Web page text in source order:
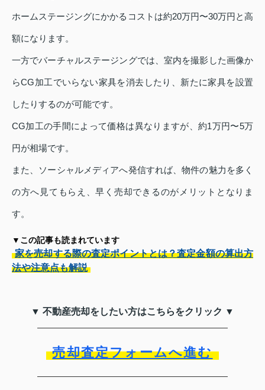
ホームステージングにかかるコストは約20万円〜30万円と高
額になります。
一方でバーチャルステージングでは、室内を撮影した画像か
らCG加工でいらない家具を消去したり、新たに家具を設置
したりするのが可能です。
CG加工の手間によって価格は異なりますが、約1万円〜5万
円が相場です。
また、ソーシャルメディアへ発信すれば、物件の魅力を多く
の方へ見てもらえ、早く売却できるのがメリットとなりま
す。
▼この記事も読まれています
家を売却する際の査定ポイントとは？査定金額の算出方
法や注意点も解説
▼ 不動産売却をしたい方はこちらをクリック ▼
売却査定フォームへ進む